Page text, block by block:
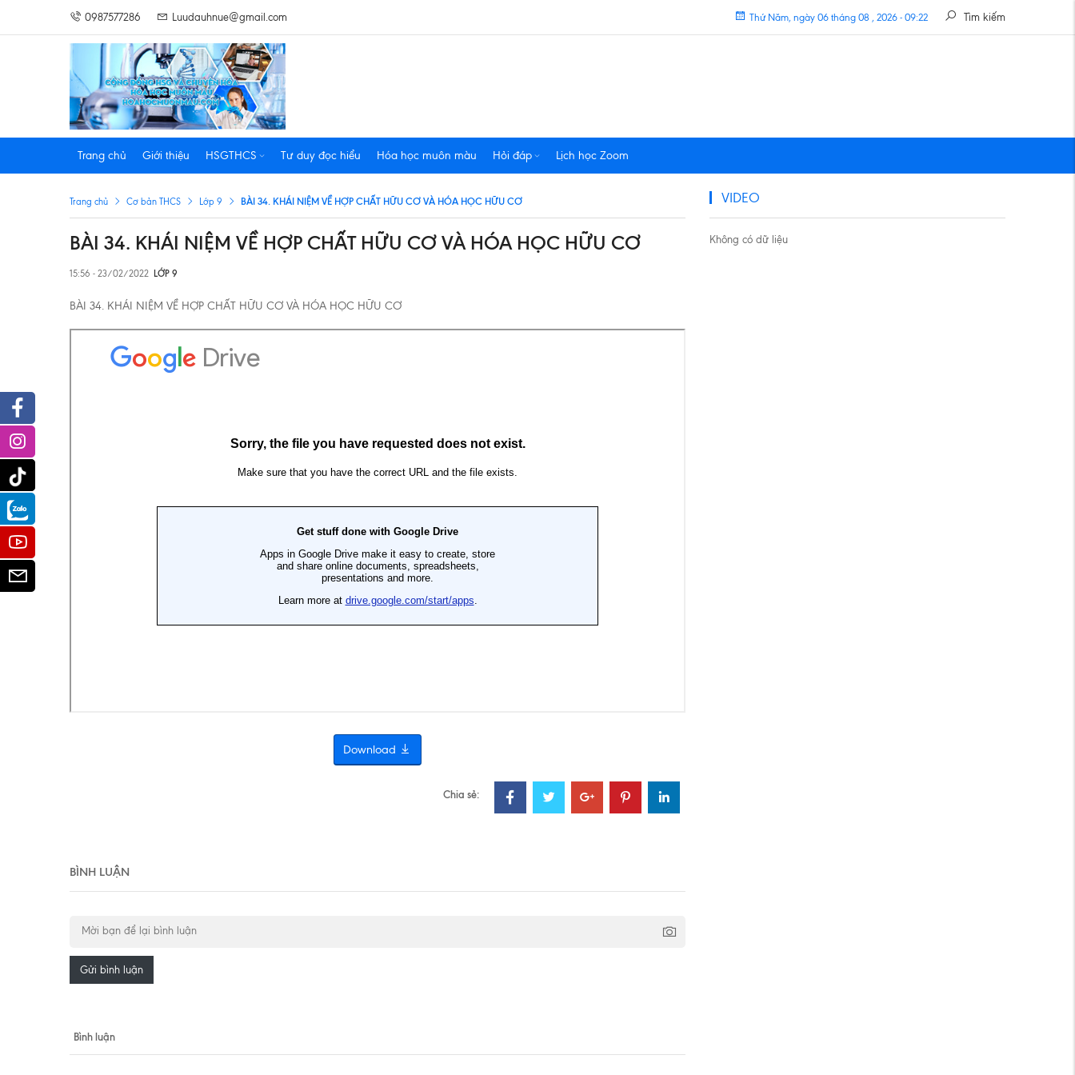
0987577286 Luudauhnue@gmail.com Tìm kiếm
Thứ Năm, ngày 06 tháng 08 , 2026 - 09:22
Trang chủ Giới thiệu HSGTHCS Tư duy đọc hiểu Hóa học muôn màu Hỏi đáp Lịch học Zoom
Trang chủ Cơ bản THCS Lớp 9 BÀI 34. KHÁI NIỆM VỀ HỢP CHẤT HỮU CƠ VÀ HÓA HỌC HỮU CƠ
BÀI 34. KHÁI NIỆM VỀ HỢP CHẤT HỮU CƠ VÀ HÓA HỌC HỮU CƠ
15:56 - 23/02/2022 LỚP 9
BÀI 34. KHÁI NIỆM VỀ HỢP CHẤT HỮU CƠ VÀ HÓA HỌC HỮU CƠ
Download
Chia sẻ:
BÌNH LUẬN
Gửi bình luận
Bình luận
VIDEO
Không có dữ liệu